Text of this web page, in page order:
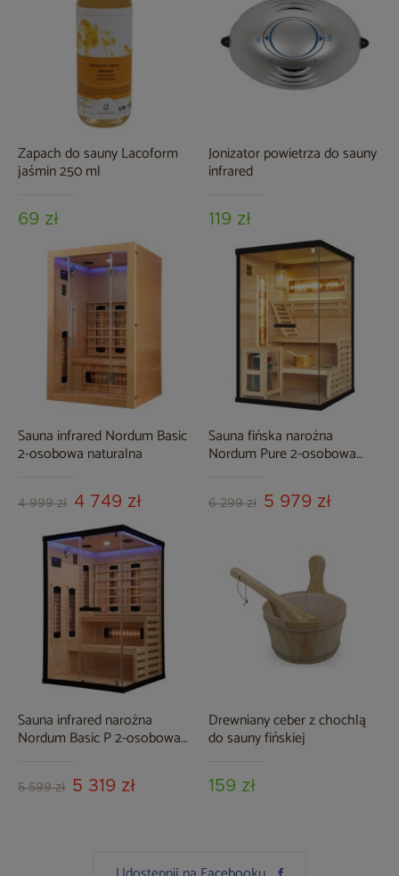
Zapach do sauny Lacoform
jaśmin 250 ml
69 zł
Jonizator powietrza do sauny
infrared
119 zł
Sauna infrared Nordum Basic
2-osobowa naturalna
4 999 zł 4 749 zł
Sauna fińska narożna
Nordum Pure 2-osobowa
6 299 zł 5 979 zł
Sauna infrared narożna
Nordum Basic P 2-osobowa
5 599 zł 5 319 zł
Drewniany ceber z chochlą
do sauny fińskiej
159 zł